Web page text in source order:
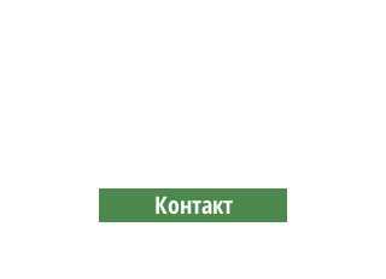
Контакт